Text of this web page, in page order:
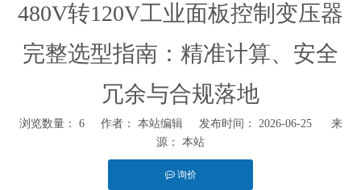
480V转120V工业面板控制变压器
完整选型指南：精准计算、安全
冗余与合规落地
浏览数量： 6作者： 本站编辑 发布时间： 2026-06-25 来
源： 本站
询价